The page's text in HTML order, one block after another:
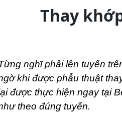
Thay
nghĩ phải lên tuyến
khi được phẫu thuật
được thực hiện ngay tại
theo đúng tuyến.